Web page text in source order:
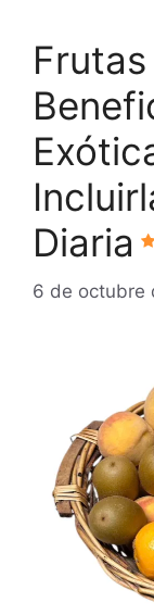
Diaria
6 de octubre